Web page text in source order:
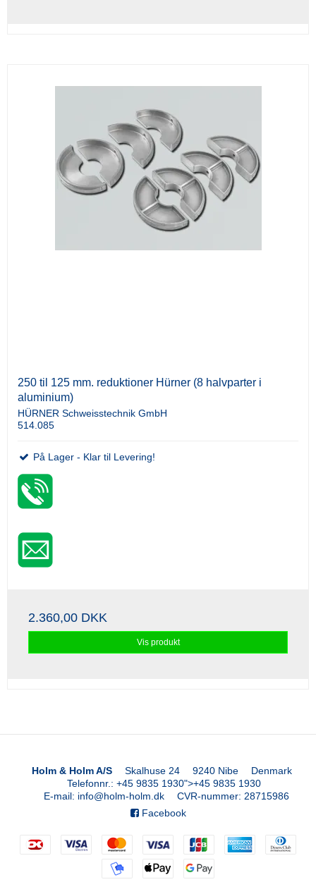
250 til 125 mm. reduktioner Hürner (8 halvparter i
aluminium)
HÜRNER Schweisstechnik GmbH
514.085
På Lager - Klar til Levering!
2.360,00 DKK
Vis produkt
Holm & Holm A/S Skalhuse 24 9240 Nibe
Denmark
Telefonnr. : +45 9835 1930">+45 9835 1930
E-mail: info@holm-holm.dk CVR-nummer: 28715986
Facebook